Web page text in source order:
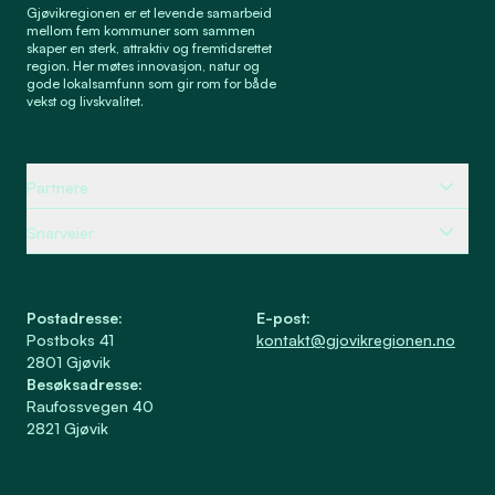
Gjøvikregionen er et levende samarbeid
mellom fem kommuner som sammen
skaper en sterk, attraktiv og fremtidsrettet
region. Her møtes innovasjon, natur og
gode lokalsamfunn som gir rom for både
vekst og livskvalitet.
Partnere
Snarveier
Postadresse:
Postboks 41
2801 Gjøvik
Besøksadresse:
Raufossvegen 40
2821 Gjøvik
E-post:
kontakt@gjovikregionen.no